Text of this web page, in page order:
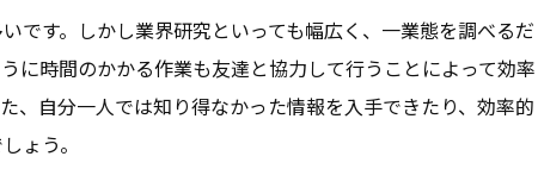
です。しかし業界研究といっても幅広く、一業態を調べるだ
に時間のかかる作業も友達と協力して行うことによって効率
、自分一人では知り得なかった情報を入手できたり、効率的
ょう。